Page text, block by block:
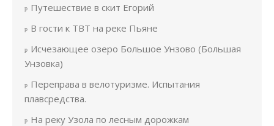
Путешествие в скит Егорий
В гости к ТВТ на реке Пьяне
Исчезающее озеро Большое Унзово (Большая
Унзовка)
Переправа в велотуризме. Испытания
плавсредства.
На реку Узола по лесным дорожкам